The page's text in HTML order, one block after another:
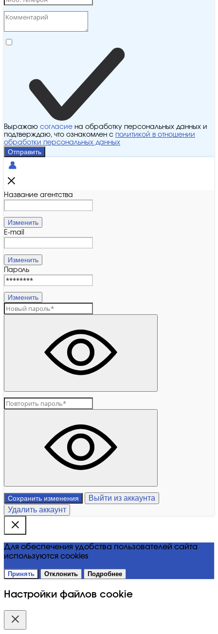
Выражаю согласие на обработку персональных данных и
подтверждаю, что ознакомлен с политикой в отношении
обработки персональных данных
Отправить
Название агентства
Изменить
E-mail
Изменить
Пароль
Изменить
Сохранить изменения
Выйти из аккаунта
Удалить аккаунт
Для обеспечения удобства пользователей сайта
используются cookies
Принять Отклонить Подробнее
Настройки файлов cookie